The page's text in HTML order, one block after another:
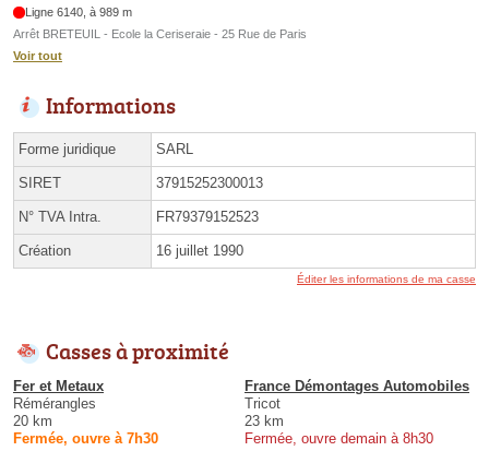
Ligne 6140, à 989 m
Arrêt BRETEUIL - Ecole la Ceriseraie - 25 Rue de Paris
Voir tout
Informations
Forme juridique SARL
SIRET 37915252300013
N° TVA Intra. FR79379152523
Création 16 juillet 1990
Éditer les informations de ma casse
Casses à proximité
Fer et Metaux
Rémérangles
20 km
Fermée, ouvre à 7h30
France Démontages Automobiles
Tricot
23 km
Fermée, ouvre demain à 8h30